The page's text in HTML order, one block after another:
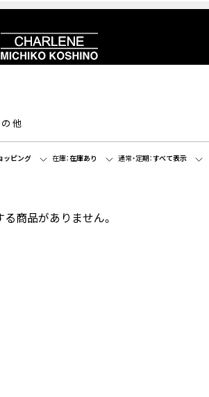
他
ッピング 在庫：在庫あり 通常・定期：すべて表示
る商品がありません。